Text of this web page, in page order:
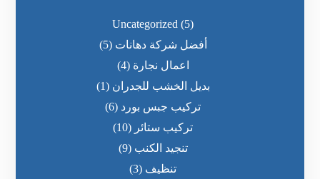
Uncategorized (5)
أفضل شركة دهانات (5)
اعمال نجارة (4)
بديل الخشب للجدران (1)
تركيب جبس بورد (6)
تركيب ستائر (10)
تنجيد الكنب (9)
تنظيف (3)